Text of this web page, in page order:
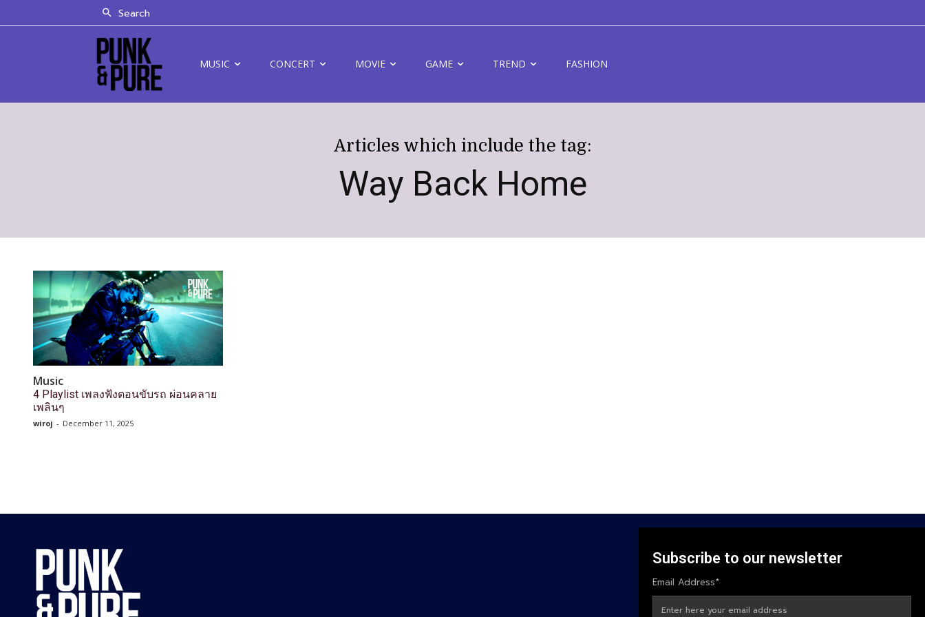
Search
MUSIC CONCERT MOVIE GAME TREND FASHION
Articles which include the tag:
Way Back Home
Music
4 Playlist เพลงฟังตอนขับรถ ผ่อนคลาย
เพลินๆ
wiroj - December 11, 2025
Subscribe to our newsletter
Email Address*